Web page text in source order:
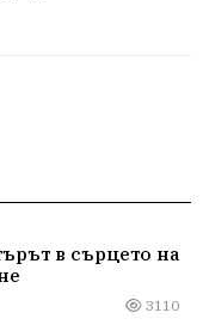
в сърцето на
3110